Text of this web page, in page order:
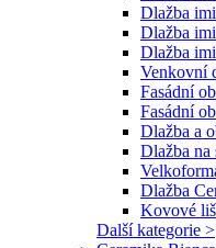
Dlažba
Dlažba
Dlažba
Venkovní
Fasádní
Fasádní
Dlažba a
Dlažba na
Dlažba
Kovové
Další kategorie >